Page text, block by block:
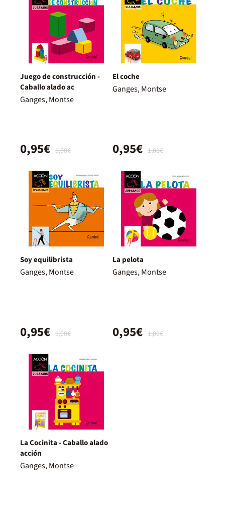
Juego de construcción -
Caballo alado ac
Ganges, Montse
1,00€
0,95€
El coche
Ganges, Montse
1,00€
0,95€
Soy equilibrista
Ganges, Montse
1,00€
0,95€
La pelota
Ganges, Montse
1,00€
0,95€
La Cocinita - Caballo alado
acción
Ganges, Montse